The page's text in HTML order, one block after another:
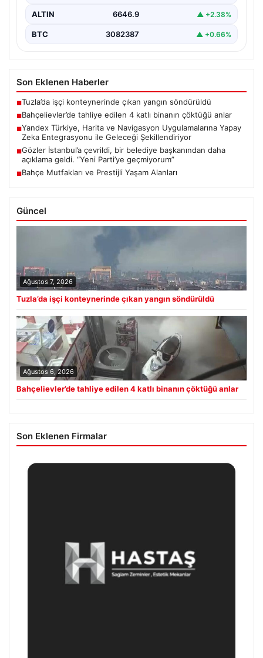
ALTIN 6646.9 ▲ +2.38%
BTC 3082387 ▲ +0.66%
Son Eklenen Haberler
■Tuzla’da işçi konteynerinde çıkan yangın söndürüldü
■Bahçelievler’de tahliye edilen 4 katlı binanın çöktüğü anlar
■Yandex Türkiye, Harita ve Navigasyon Uygulamalarına Yapay
Zeka Entegrasyonu ile Geleceği Şekillendiriyor
■Gözler İstanbul’a çevrildi, bir belediye başkanından daha
açıklama geldi. “Yeni Parti’ye geçmiyorum”
■Bahçe Mutfakları ve Prestijli Yaşam Alanları
Güncel
Ağustos 7, 2026
Tuzla’da işçi konteynerinde çıkan yangın söndürüldü
Ağustos 6, 2026
Bahçelievler’de tahliye edilen 4 katlı binanın çöktüğü anlar
Son Eklenen Firmalar